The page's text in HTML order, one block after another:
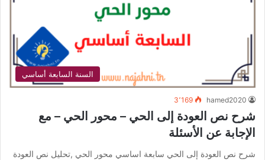
السنة السابعة أساسي
hamed2020 3٬169
شرح نص العودة إلى الحي – محور الحي – مع
الإجابة عن الأسئلة
شرح نص العودة إلى الحي سابعة اساسي محور الحي ,تحليل نص العودة